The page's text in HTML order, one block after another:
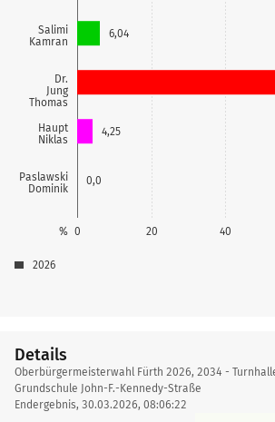
Salimi
Kamran
Dr.
Jung
Thomas
Haupt
Niklas
Paslawski
Dominik
0 20 40
%
6,04
4,25
0,0
2026
Details
Details
Oberbürgermeisterwahl Fürth 2026, 2034 -
Grundschule John-F.-Kennedy-Straße
Endergebnis, 30.03.2026, 08:06:22